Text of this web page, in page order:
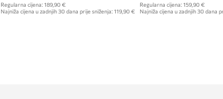
Regularna cijena: 189,90 €
Najniža cijena u zadnjih 30 dana prije sniženja: 119,90 €
Regularna cijena:159,90 €
Najniža cijena u zadnjih 30 dana